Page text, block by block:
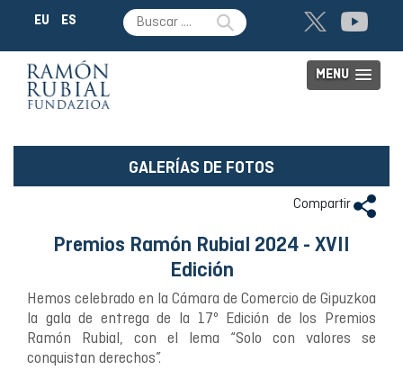
EU ES
MENU
GALERÍAS DE FOTOS
Compartir
Premios Ramón Rubial 2024 - XVII
Edición
Hemos celebrado en la Cámara de Comercio de Gipuzkoa
la gala de entrega de la 17º Edición de los Premios
Ramón Rubial, con el lema “Solo con valores se
conquistan derechos”.